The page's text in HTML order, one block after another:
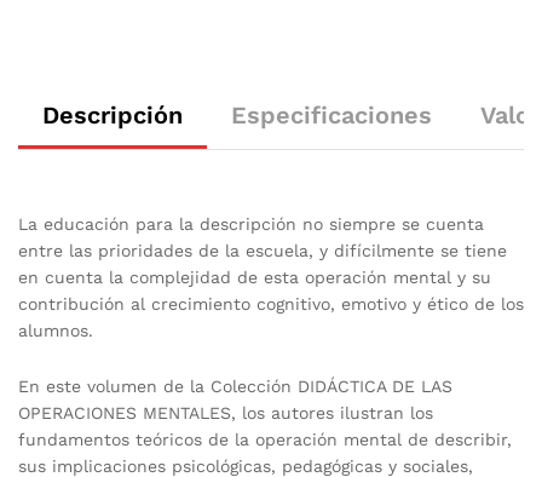
Descripción Especificaciones
La educación para la descripción no siempre se cuenta
entre las prioridades de la escuela, y difícilmente se tiene
en cuenta la complejidad de esta operación mental y su
contribución al crecimiento cognitivo, emotivo y ético de los
alumnos.
En este volumen de la Colección DIDÁCTICA DE LAS
OPERACIONES MENTALES, los autores ilustran los
fundamentos teóricos de la operación mental de describir,
sus implicaciones psicológicas, pedagógicas y sociales,